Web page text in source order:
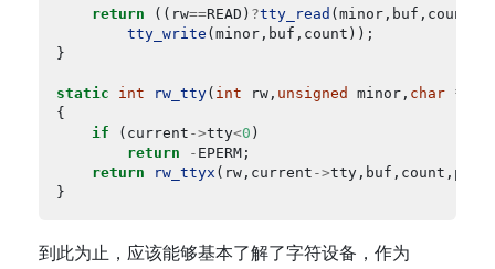
return ((rw==READ) ?tty_read (minor,buf,count)
tty_write
static int rw_tty( int rw, unsigned minor, char *
if (current ->tty<0
return
-
return
rw_ttyx (rw,current ->
到此为止，应该能够基本了解了字符设备，作为